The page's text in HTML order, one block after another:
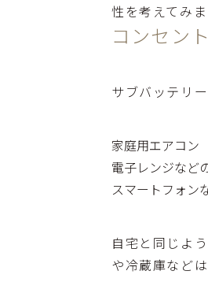
性を考えてみま
コンセン
サブバッテリ
家庭用エアコン
電子レンジなど
スマートフォン
自宅と同じよ
や冷蔵庫など